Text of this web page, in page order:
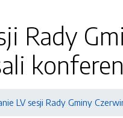
Rady
LV sesji Rady Gminy